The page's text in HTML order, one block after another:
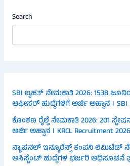
Search
SBI ಬೃಹತ್ ನೇಮಕಾತಿ 2026: 1538
ಆಫೀಸರ್ ಹುದ್ದೆಗಳಿಗೆ ಅರ್ಜಿ ಅಹ್ವಾನ । SBI
ಕೊಂಕಣ ರೈಲ್ವೆ ನೇಮಕಾತಿ 2026: 201
ಅರ್ಜಿ ಅಹ್ವಾನ । KRCL Recruitment 2026
ನ್ಯಾಷನಲ್ ಇನ್ಶೂರೆನ್ಸ್ ಕಂಪನಿ ಲಿಮಿಟೆಡ್
ಅಸಿಸ್ಟೆಂಟ್ ಹುದ್ದೆಗಳ ಭರ್ಜರಿ ಅಧಿಸೂಚನೆ